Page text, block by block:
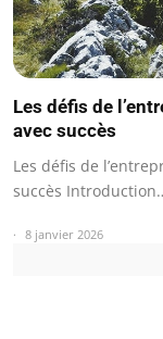
Les défis de
avec succès
Les défis de
succès
8 janvier 2026